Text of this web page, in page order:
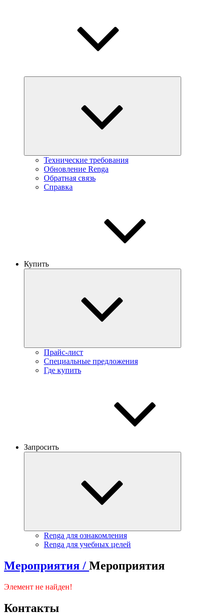
Технические требования
Обновление Renga
Обратная связь
Справка
Купить
Прайс-лист
Специальные предложения
Где купить
Запросить
Renga для ознакомления
Renga для учебных целей
Мероприятия / Мероприятия
Элемент не найден!
Контакты